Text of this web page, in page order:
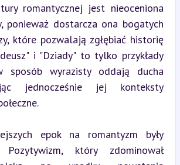
romantycznej jest nieoceniona
ponieważ dostarcza ona bogatych
które pozwalają zgłębiać historię
i "Dziady" to tylko przykłady
sposób wyrazisty oddają ducha
jednocześnie jej konteksty
epok na romantyzm były
Pozytywizm, który zdominował